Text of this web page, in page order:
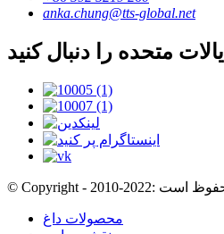
anka.chung@tts-global.net
ایالات متحده را دنبال کنید
محصولات داغ